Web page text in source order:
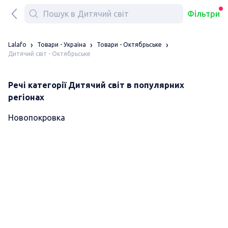
Фільтри
Lalafo Товари - Україна
Товари - Октябрьське
Дитячий світ - Октябрьське
Речі категорії Дитячий світ в популярних
регіонах
Новопокровка